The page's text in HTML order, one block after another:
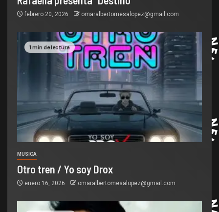
febrero 20, 2026 omaralbertomesalopez@gmail.com
1 min de lectura
MUSICA
Otro tren / Yo soy Drox
enero 16, 2026 omaralbertomesalopez@gmail.com